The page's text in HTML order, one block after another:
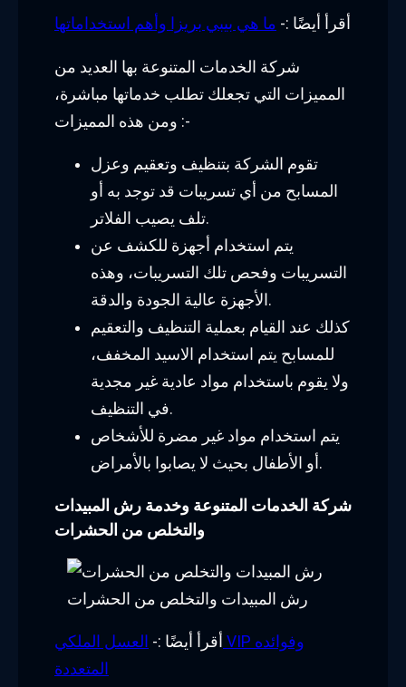
أقرأ أيضًا :- ما هي بيبي بريزا وأهم استخداماتها
شركة الخدمات المتنوعة بها العديد من
المميزات التي تجعلك تطلب خدماتها مباشرة،
ومن هذه المميزات :-
تقوم الشركة بتنظيف وتعقيم وعزل
المسابح من أي تسريبات قد توجد به أو
تلف يصيب الفلاتر.
يتم استخدام أجهزة للكشف عن
التسريبات وفحص تلك التسريبات، وهذه
الأجهزة عالية الجودة والدقة.
كذلك عند القيام بعملية التنظيف والتعقيم
للمسابح يتم استخدام الاسيد المخفف،
ولا يقوم باستخدام مواد عادية غير مجدية
في التنظيف.
يتم استخدام مواد غير مضرة للأشخاص
أو الأطفال بحيث لا يصابوا بالأمراض.
شركة الخدمات المتنوعة وخدمة رش المبيدات
والتخلص من الحشرات
رش المبيدات والتخلص من الحشرات
أقرأ أيضًا :- العسل الملكي VIP وفوائده
المتعددة